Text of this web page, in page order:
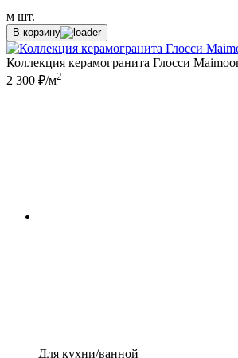
м шт.
В корзину
Коллекция керамогранита Глосси
2 300 ₽/м2
Для кухни/ванной